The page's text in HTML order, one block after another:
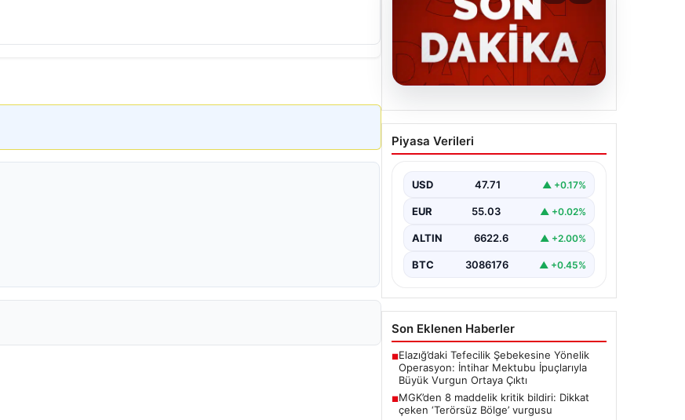
06.08.2026
MGK’den 8 maddelik kritik
bildiri: Dikkat çeken
Piyasa Verileri
USD 47.71 ▲ +0.17%
EUR 55.03 ▲ +0.02%
ALTIN 6622.6 ▲ +2.00%
BTC 3086176 ▲ +0.45%
Son Eklenen Haberler
■Elazığ’daki Tefecilik Şebekesine Yönelik
Operasyon: İntihar Mektubu İpuçlarıyla
Büyük Vurgun Ortaya Çıktı
■MGK’den 8 maddelik kritik bildiri: Dikkat
çeken ‘Terörsüz Bölge’ vurgusu